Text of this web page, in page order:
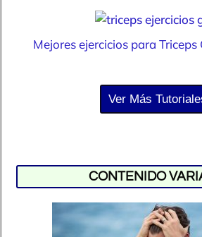
Mejores ejercicios para Triceps
Ver Más
CONTENIDO